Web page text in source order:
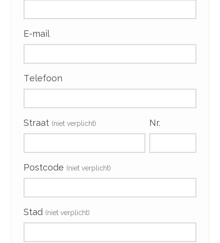
E-mail
Telefoon
Straat (niet verplicht) Nr.
Postcode (niet verplicht)
Stad (niet verplicht)